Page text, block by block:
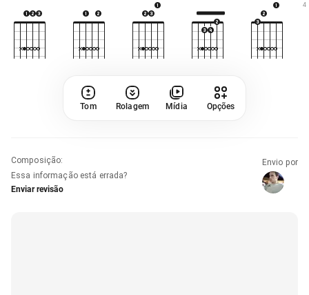
4
Tom Rolagem Mídia Opções
Composição:
Essa informação está errada?
Enviar revisão
Envio por